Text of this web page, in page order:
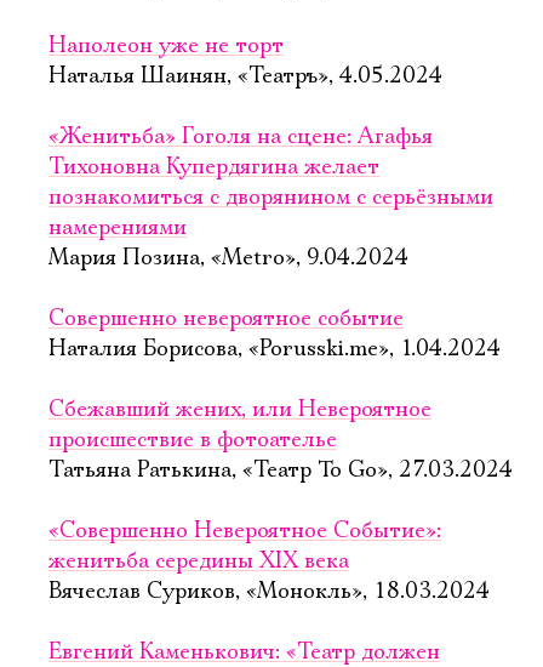
Наполеон уже не торт
Наталья Шаинян, «Театръ», 4.05.2024
«Женитьба» Гоголя на сцене: Агафья
Тихоновна Купердягина желает
познакомиться с дворянином с серьёзными
намерениями
Мария Позина, «Metro», 9.04.2024
Совершенно невероятное событие
Наталия Борисова, «Porusski.me», 1.04.2024
Сбежавший жених, или Невероятное
происшествие в фотоателье
Татьяна Ратькина, «Театр To Go», 27.03.2024
«Совершенно Невероятное Событие»:
женитьба середины XIX века
Вячеслав Суриков, «Монокль», 18.03.2024
Евгений Каменькович: «Театр должен